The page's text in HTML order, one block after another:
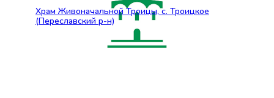
Храм Живоначальной Троицы, с. Троицкое
(Переславский р-н)